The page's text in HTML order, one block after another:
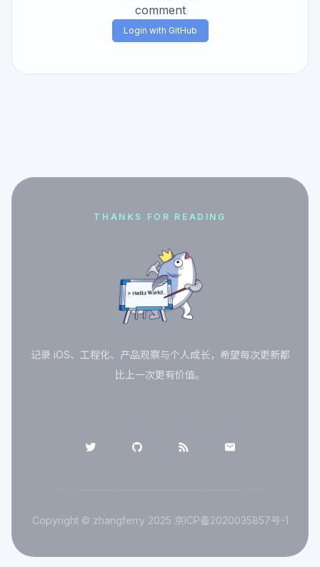
comment
Login with GitHub
THANKS FOR READING
记录 iOS、工程化、产品观察与个人成长，希望每次更新都
比上一次更有价值。
Copyright © zhangferry 2025 京ICP备2020035857号-1